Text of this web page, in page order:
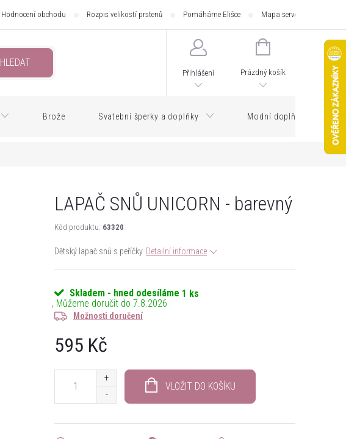
Hodnocení obchodu Rozpis velikostí prstenů Pomáháme Elišce Mapa serveru
HLEDAT
Přihlášení
NÁKUPNÍ
Prázdný košík
Brože Svatební šperky a doplňky Modní doplňky
LAPAČ SNŮ UNICORN - barevný
Kód produktu: 63320
Dětský lapač snů s peříčky. Detailní informace
Skladem - hned odesíláme 1 ks
7.8.2026
Možnosti doručení
595 Kč
VLOŽIT DO KOŠÍKU